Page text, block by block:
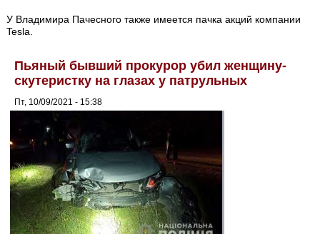
У Владимира Пачесного также имеется пачка акций компании
Tesla.
Пьяный бывший прокурор убил женщину-
скутеристку на глазах у патрульных
Пт, 10/09/2021 - 15:38